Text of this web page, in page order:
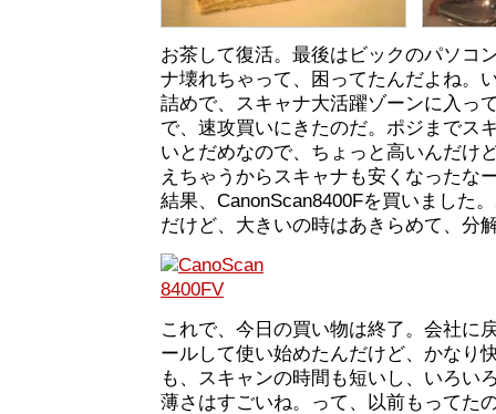
お茶して復活。最後はビックのパソコ
ナ壊れちゃって、困ってたんだよね。
詰めで、スキャナ大活躍ゾーンに入っ
で、速攻買いにきたのだ。ポジまでス
いとだめなので、ちょっと高いんだけ
えちゃうからスキャナも安くなったな
結果、CanonScan8400Fを買いました
だけど、大きいの時はあきらめて、分
これで、今日の買い物は終了。会社に
ールして使い始めたんだけど、かなり
も、スキャンの時間も短いし、いろい
薄さはすごいね。って、以前もってた